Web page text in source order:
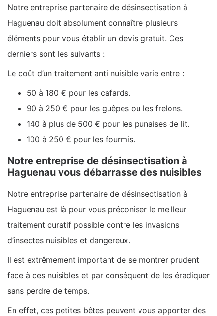
Notre entreprise partenaire de désinsectisation à
Haguenau doit absolument connaître plusieurs
éléments pour vous établir un devis gratuit. Ces
derniers sont les suivants :
Le coût d’un traitement anti nuisible varie entre :
50 à 180 € pour les cafards.
90 à 250 € pour les guêpes ou les frelons.
140 à plus de 500 € pour les punaises de lit.
100 à 250 € pour les fourmis.
Notre entreprise de désinsectisation à
Haguenau vous débarrasse des nuisibles
Notre entreprise partenaire de désinsectisation à
Haguenau est là pour vous préconiser le meilleur
traitement curatif possible contre les invasions
d’insectes nuisibles et dangereux.
Il est extrêmement important de se montrer prudent
face à ces nuisibles et par conséquent de les éradiquer
sans perdre de temps.
En effet, ces petites bêtes peuvent vous apporter des